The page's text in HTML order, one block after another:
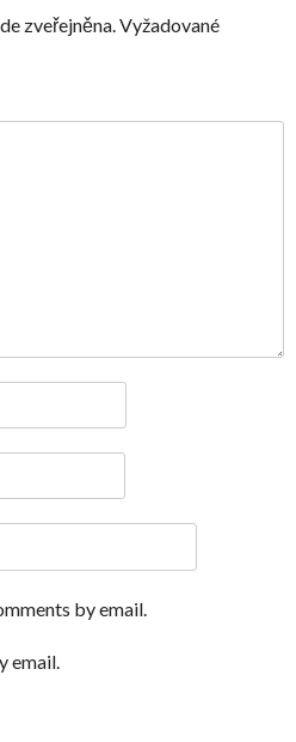
zveřejněna.Vyžadované
by email.
email.